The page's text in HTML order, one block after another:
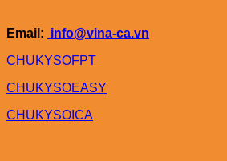
Email: info@vina-ca.vn
CHUKYSOFPT
CHUKYSOEASY
CHUKYSOICA